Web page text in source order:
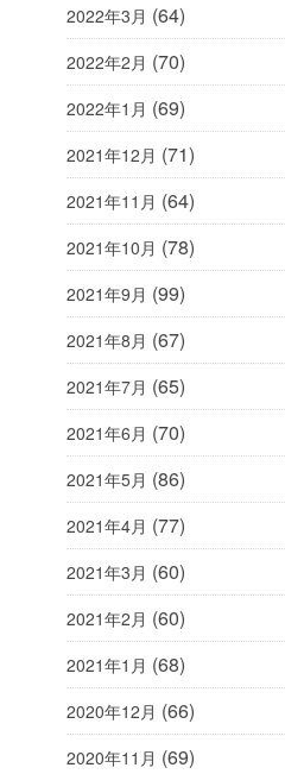
2022年3月 (64)
2022年2月 (70)
2022年1月 (69)
2021年12月 (71)
2021年11月 (64)
2021年10月 (78)
2021年9月 (99)
2021年8月 (67)
2021年7月 (65)
2021年6月 (70)
2021年5月 (86)
2021年4月 (77)
2021年3月 (60)
2021年2月 (60)
2021年1月 (68)
2020年12月 (66)
2020年11月 (69)